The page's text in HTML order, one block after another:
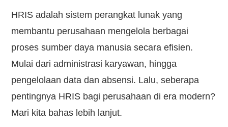
HRIS adalah sistem perangkat lunak yang
membantu perusahaan mengelola berbagai
proses sumber daya manusia secara efisien.
Mulai dari administrasi karyawan, hingga
pengelolaan data dan absensi. Lalu, seberapa
pentingnya HRIS bagi perusahaan di era modern?
Mari kita bahas lebih lanjut.